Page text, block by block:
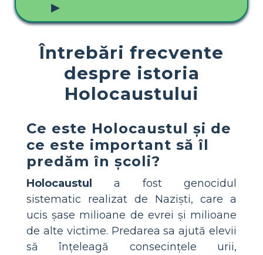
▶
Întrebări frecvente
despre istoria
Holocaustului
Ce este Holocaustul și de
ce este important să îl
predăm în școli?
Holocaustul
a fost genocidul
sistematic realizat de Naziști, care a
ucis șase milioane de evrei și milioane
de alte victime. Predarea sa ajută elevii
să înțeleagă consecințele urii,